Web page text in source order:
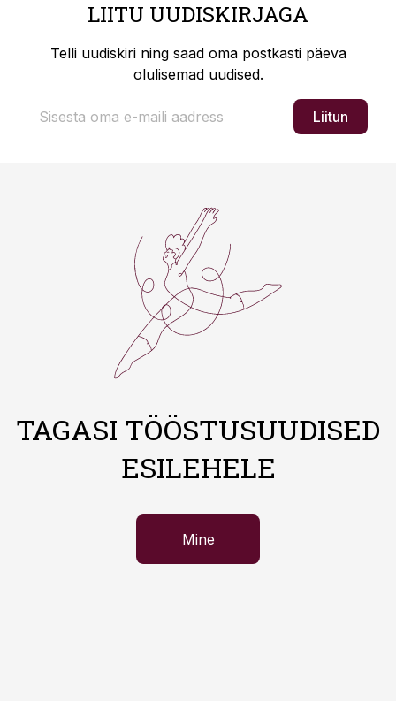
LIITU UUDISKIRJAGA
Telli uudiskiri ning saad oma postkasti päeva
olulisemad uudised.
Liitun
TAGASI TÖÖSTUSUUDISED
ESILEHELE
Mine